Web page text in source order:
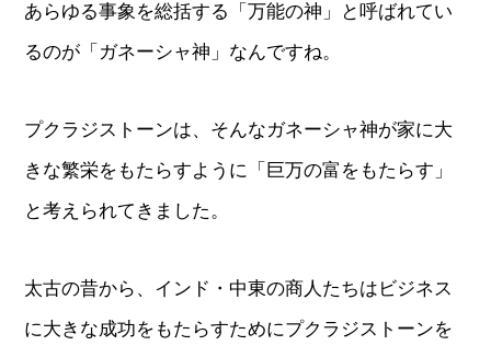
あらゆる事象を総括する「万能の神」と呼ばれてい
るのが「ガネーシャ神」なんですね。
プクラジストーンは、そんなガネーシャ神が家に大
きな繁栄をもたらすように「巨万の富をもたらす」
と考えられてきました。
太古の昔から、インド・中東の商人たちはビジネス
に大きな成功をもたらすためにプクラジストーンを